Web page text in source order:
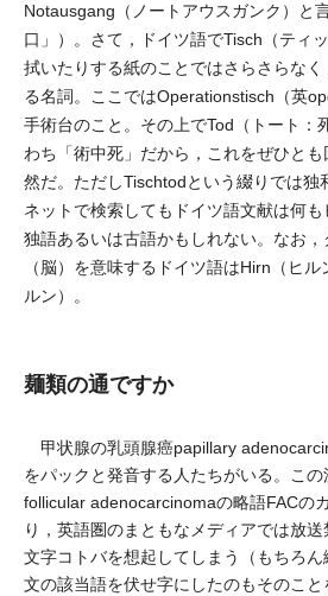
Notausgang（ノートアウスガンク）と
口」）。さて，ドイツ語でTisch（ティ
拭いたりする紙のことではさらさらな
る名詞。ここではOperationstisch（英
手術台のこと。その上でTod（トート：
わち「術中死」だから，これをぜひと
然だ。ただしTischtodという綴りでは独
ネットで検索してもドイツ語文献は何
独語あるいは古語かもしれない。なお
（脳）を意味するドイツ語はHirn（ヒ
ルン）。
麺類の通ですか
甲状腺の乳頭腺癌papillary
をパックと発音する人たちがいる。こ
follicular adenocarcinomaの略語FACの
り，英語圏のまともなメディアでは放
文字コトバを想起してしまう（もちろ
文の該当語を伏せ字にしたのもそのこ